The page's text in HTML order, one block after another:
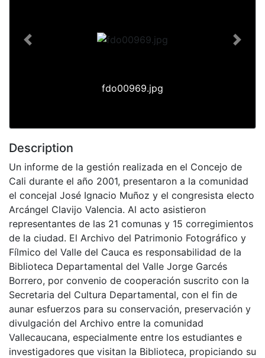
fdo00969.jpg
Previous Next
Description
Un informe de la gestión realizada en el Concejo de
Cali durante el año 2001, presentaron a la comunidad
el concejal José Ignacio Muñoz y el congresista electo
Arcángel Clavijo Valencia. Al acto asistieron
representantes de las 21 comunas y 15 corregimientos
de la ciudad. El Archivo del Patrimonio Fotográfico y
Fílmico del Valle del Cauca es responsabilidad de la
Biblioteca Departamental del Valle Jorge Garcés
Borrero, por convenio de cooperación suscrito con la
Secretaria del Cultura Departamental, con el fin de
aunar esfuerzos para su conservación, preservación y
divulgación del Archivo entre la comunidad
Vallecaucana, especialmente entre los estudiantes e
investigadores que visitan la Biblioteca, propiciando su